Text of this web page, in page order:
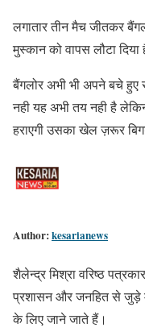
लगातार तीन मैच जीतकर
मुस्कान को वापस लौटा दिया
बैंगलोर अभी भी अपने बचे हुए
नही यह अभी तय नही है
हराएगी उसका खेल ज़रूर
Author:kesarianews
शैलेन्द्र मिश्रा वरिष्ठ
प्रशासन और जनहित से जुड़े
के लिए जाने जाते हैं।